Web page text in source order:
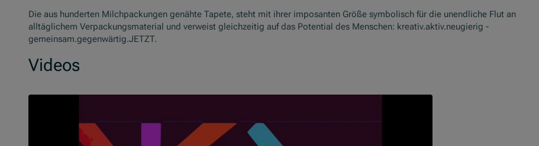
Die aus hunderten Milchpackungen genähte Tapete, steht mit ihrer imposanten Größe symbolisch für die unendliche Flut an
alltäglichem Verpackungsmaterial und verweist gleichzeitig auf das Potential des Menschen: kreativ.aktiv.neugierig -
gemeinsam.gegenwärtig.JETZT.
Videos
Slider überspringen